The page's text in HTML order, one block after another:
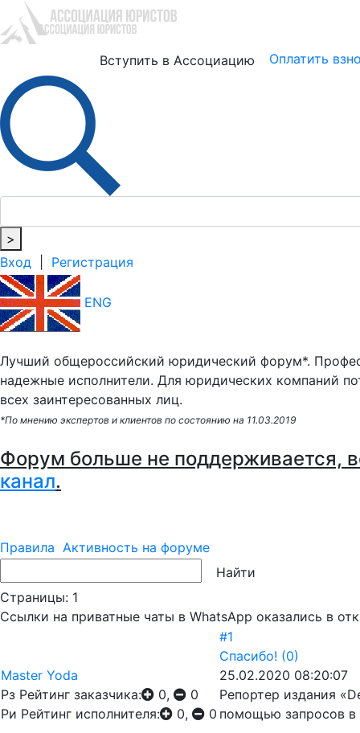
Вступить в Ассоциацию Оплатить
>
Вход
Регистрация
ENG
Лучший общероссийский юридический форум*.
надежные исполнители. Для юридических компаний
всех заинтересованных лиц.
*По мнению экспертов и клиентов по состоянию на 11.03.2019
Форум больше не поддерживается,
канал.
Правила Активность на форуме
Страницы: 1
Ссылки на приватные чаты в WhatsApp оказались в
Master Yoda
Рз Рейтинг заказчика: 0,
0
Ри Рейтинг исполнителя: 0, 0
#1
Спасибо! (0)
25.02.2020 08:20:07
Репортер издания
помощью запросов в